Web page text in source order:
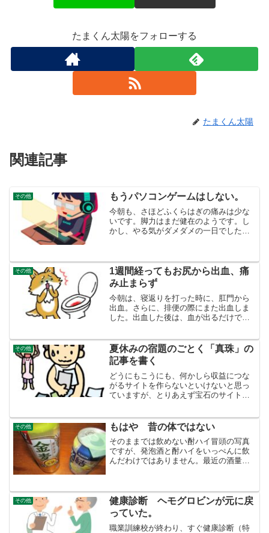
たまくん太陽をフォローする
たまくん太陽
関連記事
その他 もうパソコンゲームはしない。
今朝も、さほどふくらはぎの痛みは少な
いです。脚力はまだ健在のようです。し
かし、やる気がダメダメの一日でした。
様のGoogle広告...
その他
1週間経ってもお尻から出血、痛
み止まらず
今朝は、寝返りを打った時に、肛門から
出血。さらに、排便の際にまた出血しま
した。出血した後は、血が出るだけでな
のでしょうか？大谷翔平さんの地区優勝
のかかったゲームを見なが...
その他
夏休みの宿題のごとく「真珠」の
記事を書く
どうにもこうにも、何かしら収益につな
がるサイトを作らないといけないと思っ
ていますが、とりあえず宝石のサイト
た。しかし、筆が乗らないと言います
か、記事が全然進みません。思...
その他 もはや 昔の体ではない
そのままでは飲めない酎ハイ冒頭の写真
ですが、発泡酒と酎ハイをいっぺんに飲
んだわけではありません。最近の酒量で
ません。スーパーに半額のシールが貼っ
てあったので、５００ｃ...
その他
健康診断 ヘモグロビンが元に戻
っていた。
職業訓練校が終わり、すぐ健康診断（特